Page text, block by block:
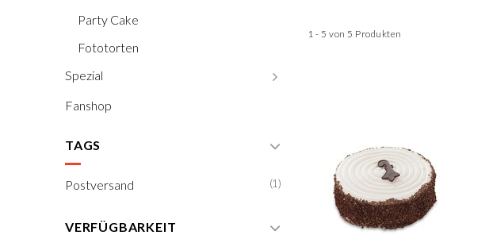
Party Cake
Fototorten
Spezial
Fanshop
TAGS
Postversand (1)
VERFÜGBARKEIT
1 - 5 von 5 Produkten